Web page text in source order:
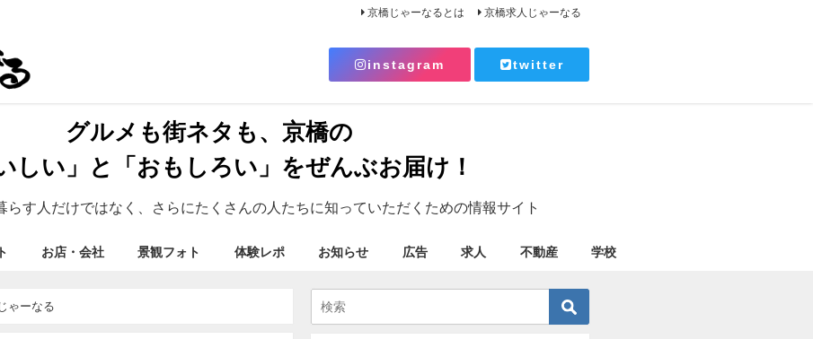
京橋じゃーなるとは 京橋求人じゃーなる
instagram twitter
グルメも街ネタも、京橋の
しい」と「おもしろい」をぜんぶお届け！
らす人だけではなく、さらにたくさんの人たちに知っていただくための情報サイト
お店・会社 景観フォト 体験レポ お知らせ 広告 求人 不動産 学校
ゃーなる